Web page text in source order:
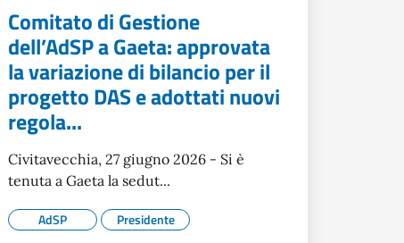
Comitato di Gestione
dell’AdSP a Gaeta: approvata
la variazione di bilancio per il
progetto DAS e adottati nuovi
regola...
Civitavecchia, 27 giugno 2026 - Si è
tenuta a Gaeta la sedut...
AdSP Presidente